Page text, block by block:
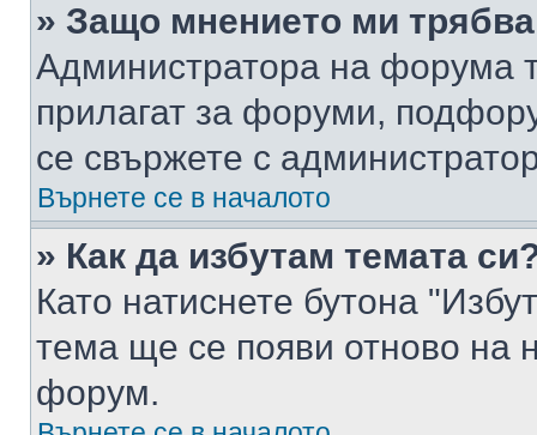
» Защо мнението ми
Администратора на форума
прилагат за форуми,
се свържете с
Върнете се в началото
» Как да избутам темата
Като натиснете бутона
тема ще се появи отново на
форум.